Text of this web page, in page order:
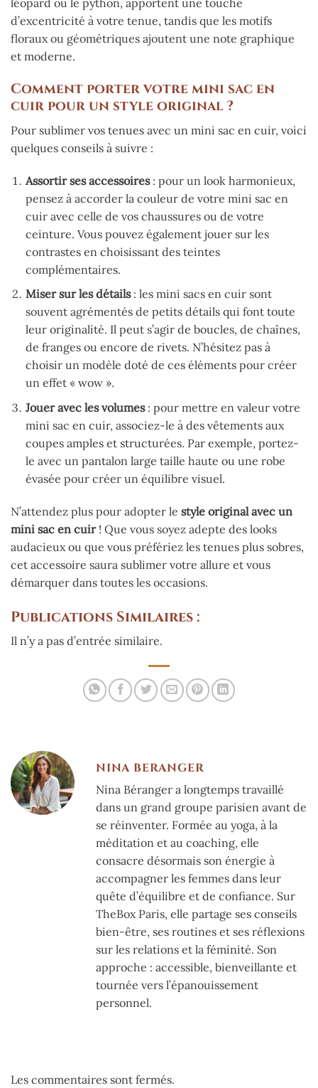
léopard ou le python, apportent une touche
d’excentricité à votre tenue, tandis que les motifs
floraux ou géométriques ajoutent une note graphique
et moderne.
Comment porter votre mini sac en
cuir pour un style original ?
Pour sublimer vos tenues avec un mini sac en cuir, voici
quelques conseils à suivre :
Assortir ses accessoires: pour un look harmonieux,
pensez à accorder la couleur de votre mini sac en
cuir avec celle de vos chaussures ou de votre
ceinture. Vous pouvez également jouer sur les
contrastes en choisissant des teintes
complémentaires.
Miser sur les détails: les mini sacs en cuir sont
souvent agrémentés de petits détails qui font toute
leur originalité. Il peut s’agir de boucles, de chaînes,
de franges ou encore de rivets. N’hésitez pas à
choisir un modèle doté de ces éléments pour créer
un effet « wow ».
Jouer avec les volumes: pour mettre en valeur votre
mini sac en cuir, associez-le à des vêtements aux
coupes amples et structurées. Par exemple, portez-
le avec un pantalon large taille haute ou une robe
évasée pour créer un équilibre visuel.
N’attendez plus pour adopter le style original avec un
mini sac en cuir! Que vous soyez adepte des looks
audacieux ou que vous préfériez les tenues plus sobres,
cet accessoire saura sublimer votre allure et vous
démarquer dans toutes les occasions.
Publications Similaires :
Il n’y a pas d’entrée similaire.
NINA BERANGER
Nina Béranger a longtemps travaillé
dans un grand groupe parisien avant de
se réinventer. Formée au yoga, à la
méditation et au coaching, elle
consacre désormais son énergie à
accompagner les femmes dans leur
quête d’équilibre et de confiance. Sur
TheBox Paris, elle partage ses conseils
bien-être, ses routines et ses réflexions
sur les relations et la féminité. Son
approche : accessible, bienveillante et
tournée vers l’épanouissement
personnel.
Les commentaires sont fermés.